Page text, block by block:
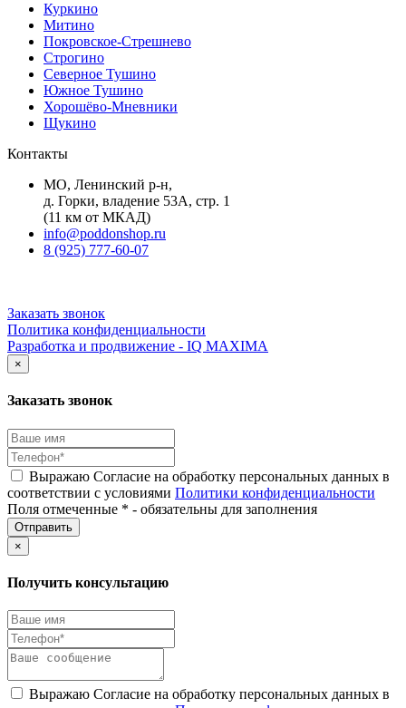
Куркино
Митино
Покровское-Стрешнево
Строгино
Северное Тушино
Южное Тушино
Хорошёво-Мневники
Щукино
Контакты
МО, Ленинский р-н,
д. Горки, владение 53А, стр. 1
(11 км от МКАД)
info@poddonshop.ru
8 (925) 777-60-07
Заказать звонок
Политика конфиденциальности
Разработка и продвижение - IQ MAXIMA
×
Заказать звонок
Выражаю Согласие на обработку персональных данных в
соответствии с условиями Политики конфиденциальности
Поля отмеченные * - обязательны для заполнения
×
Получить консультацию
Выражаю Согласие на обработку персональных данных в